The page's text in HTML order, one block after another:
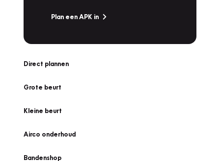
Plan een APK in
Direct plannen
Grote beurt
Kleine beurt
Airco onderhoud
Bandenshop